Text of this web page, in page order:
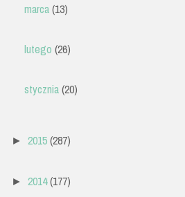
marca(13)
lutego (26)
stycznia(20)
► 2015(287)
► 2014(177)